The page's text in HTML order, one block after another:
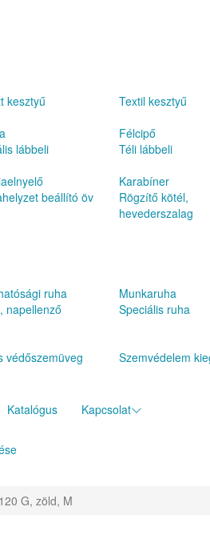
kesztyű
Textil kesztyű
Félcipő
lábbeli
Téli lábbeli
Karabíner
beállító öv
Rögzítő kötél,
hevederszalag
ruha
Munkaruha
napellenző
Speciális ruha
védőszemüveg Szemvédelem
Katalógus Kapcsolat
G, zöld, M